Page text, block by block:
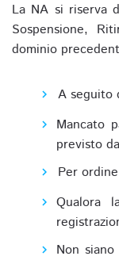
La NA si riserva
Sospensione,
dominio
A seguito
Mancato
previsto
Per
Qualora
Non